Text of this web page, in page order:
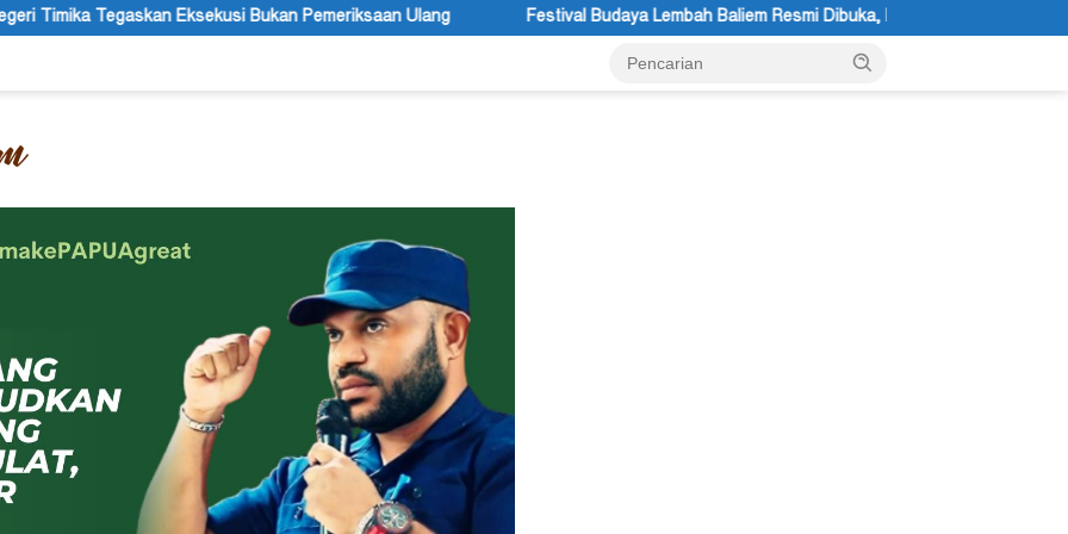
Pemeriksaan Ulang Festival Budaya Lembah Baliem Resmi Dibuka, Momentum Melestarikan Budaya Warisan Leluhur